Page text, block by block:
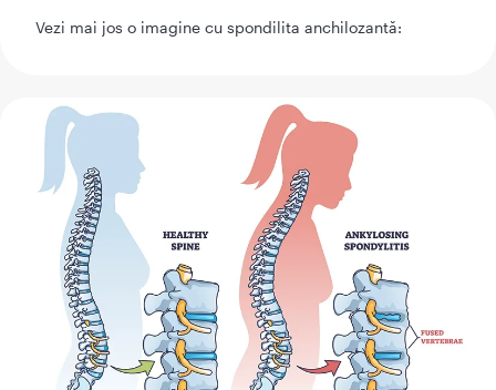
Vezi mai jos o imagine cu spondilita anchilozantă: